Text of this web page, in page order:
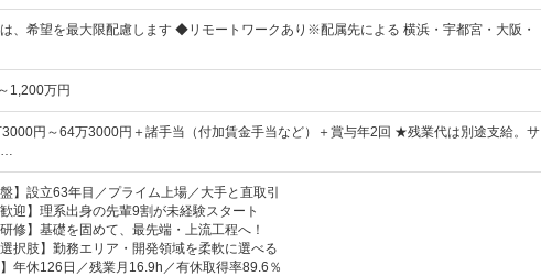
、希望を最大限配慮します ◆リモートワークあり※配属先による 横浜・宇都宮・大阪・
1,200万円
3000円～64万3000円＋諸手当（付加賃金手当など）＋賞与年2回 ★残業代は別途支給。サ
…
盤】設立63年目／プライム上場／大手と直取引
歓迎】理系出身の先輩9割が未経験スタート
研修】基礎を固めて、最先端・上流工程へ！
選択肢】勤務エリア・開発領域を柔軟に選べる
】年休126日／残業月16.9h／有休取得率89.6％